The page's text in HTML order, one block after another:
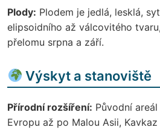
Plody: Plodem je jedlá, lesklá,
elipsoidního až válcovitého
přelomu srpna a září.
Výskyt a stanoviště
Přírodní rozšíření: Původní
Evropu až po Malou Asii,